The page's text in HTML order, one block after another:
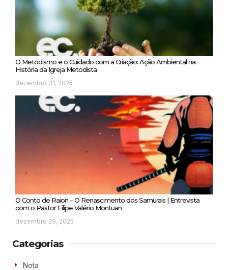
O Metodismo e o Cuidado com a Criação: Ação Ambiental na
História da Igreja Metodista
dezembro 31, 2025
O Conto de Raion – O Renascimento dos Samurais | Entrevista
com o Pastor Filipe Valério Montuan
dezembro 29, 2025
Categorias
Nota